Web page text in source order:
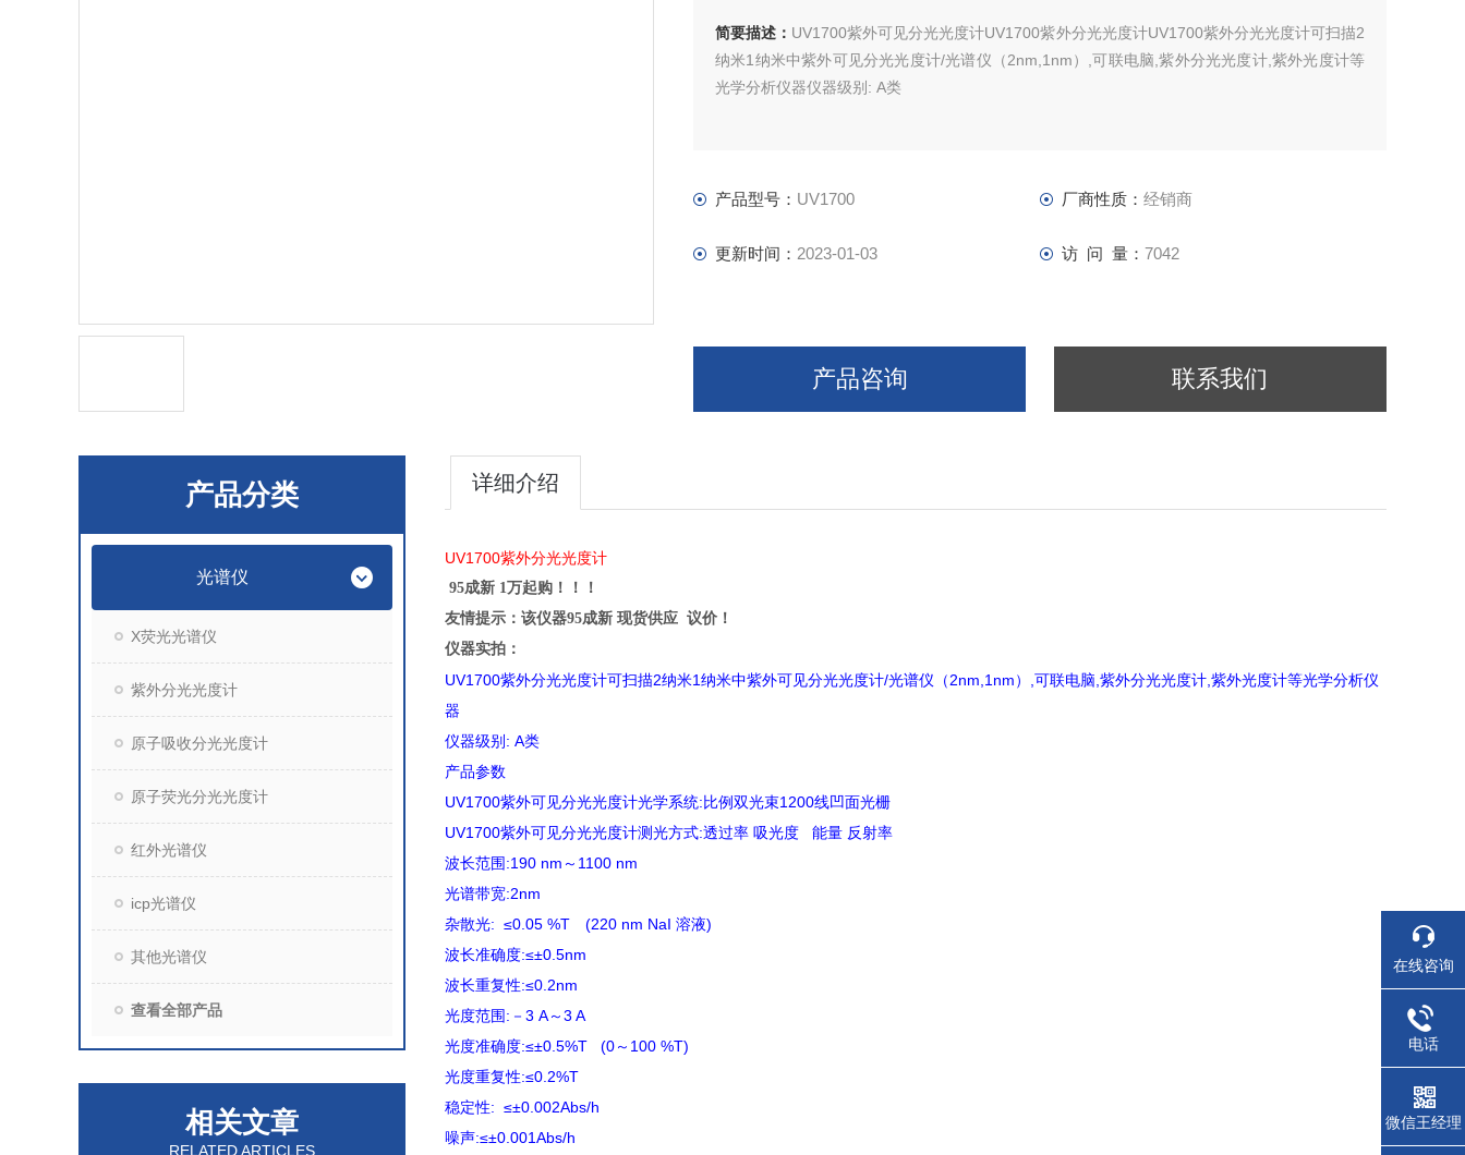
简要描述： UV1700紫外可见分光光度计UV1700紫外分光光度计UV1700紫外分光光度计可扫描2
纳米1纳米中紫外可见分光光度计/光谱仪（2nm,1nm）,可联电脑,紫外分光光度计,紫外光度计等
光学分析仪器仪器级别: A类
产品型号： UV1700 厂商性质： 经销商
更新时间： 2023-01-03 访 问 量： 7042
产品咨询 联系我们
产品分类
光谱仪
X荧光光谱仪
紫外分光光度计
原子吸收分光光度计
原子荧光分光光度计
红外光谱仪
icp光谱仪
其他光谱仪
查看全部产品
相关文章
RELATED ARTICLES
详细介绍
UV1700紫外分光光度计
95成新 1万起购！！！
友情提示：该仪器95成新 现货供应 议价！
仪器实拍：
UV1700紫外分光光度计可扫描2纳米1纳米中紫外可见分光光度计/光谱仪（2nm,1nm）,可联电脑,紫外分光光度计,紫外光度计等光学分析仪
器
仪器级别: A类
产品参数
UV1700紫外可见分光光度计光学系统:比例双光束1200线凹面光栅
UV1700紫外可见分光光度计测光方式:透过率 吸光度 能量 反射率
波长范围:190 nm～1100 nm
光谱带宽:2nm
杂散光: ≤0.05 %T (220 nm NaI 溶液)
波长准确度:≤±0.5nm
波长重复性:≤0.2nm
光度范围:－3 A～3 A
光度准确度:≤±0.5%T (0～100 %T)
光度重复性:≤0.2%T
稳定性: ≤±0.002Abs/h
噪声:≤±0.001Abs/h
在线咨询
电话
微信王经理